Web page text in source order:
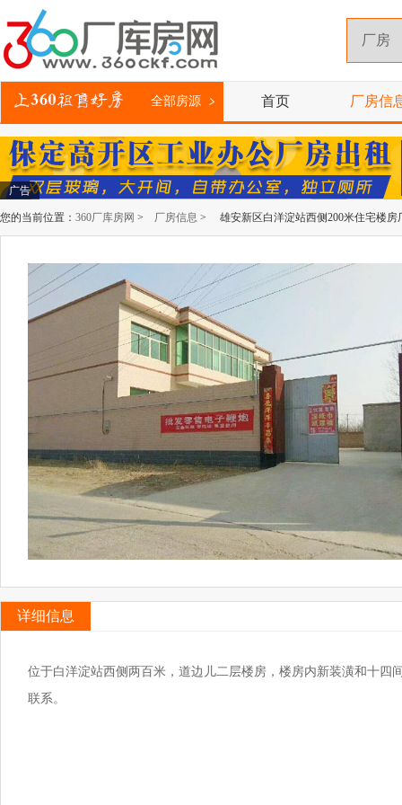
全部房源 首页 厂房信
广告
您的当前位置： 360厂库房网 > 厂房信息 > 雄安新区白洋淀站西侧200米住宅楼房
详细信息
位于白洋淀站西侧两百米，道边儿二层楼房，楼房内新装潢和十
联系。